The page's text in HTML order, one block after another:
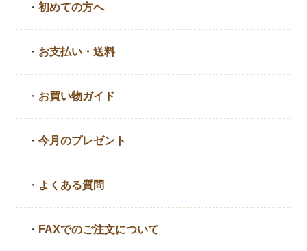
・初めての方へ
・ お支払い・送料
・ お買い物ガイド
・今月のプレゼント
・ よくある質問
・ FAXでのご注文について